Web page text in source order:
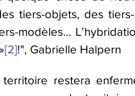
tiers-objets, des
modèles…
[2]!", Gabrielle Halpern
restera